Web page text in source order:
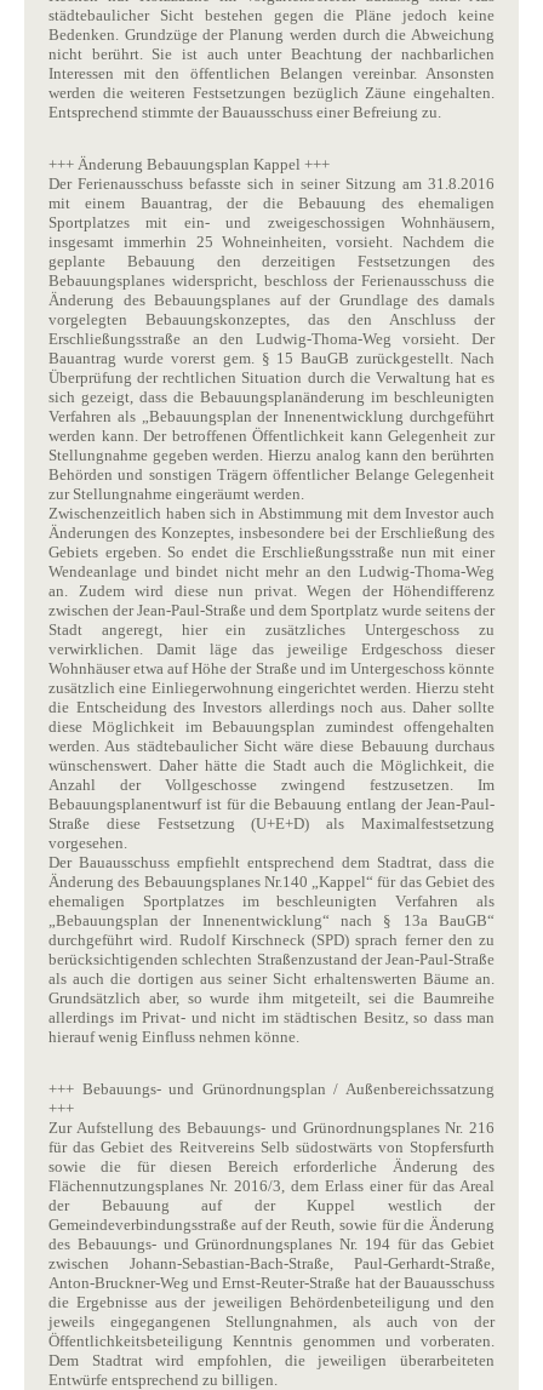
städtebaulicher Sicht bestehen gegen die Pläne jedoch keine
Bedenken. Grundzüge der Planung werden durch die Abweichung
nicht berührt. Sie ist auch unter Beachtung der nachbarlichen
Interessen mit den öffentlichen Belangen vereinbar. Ansonsten
werden die weiteren Festsetzungen bezüglich Zäune eingehalten.
Entsprechend stimmte der Bauausschuss einer Befreiung zu.
+++ Änderung Bebauungsplan Kappel +++
Der Ferienausschuss befasste sich in seiner Sitzung am 31.8.2016
mit einem Bauantrag, der die Bebauung des ehemaligen
Sportplatzes mit ein- und zweigeschossigen Wohnhäusern,
insgesamt immerhin 25 Wohneinheiten, vorsieht. Nachdem die
geplante Bebauung den derzeitigen Festsetzungen des
Bebauungsplanes widerspricht, beschloss der Ferienausschuss die
Änderung des Bebauungsplanes auf der Grundlage des damals
vorgelegten Bebauungskonzeptes, das den Anschluss der
Erschließungsstraße an den Ludwig-Thoma-Weg vorsieht. Der
Bauantrag wurde vorerst gem. § 15 BauGB zurückgestellt. Nach
Überprüfung der rechtlichen Situation durch die Verwaltung hat es
sich gezeigt, dass die Bebauungsplanänderung im beschleunigten
Verfahren als „Bebauungsplan der Innenentwicklung durchgeführt
werden kann. Der betroffenen Öffentlichkeit kann Gelegenheit zur
Stellungnahme gegeben werden. Hierzu analog kann den berührten
Behörden und sonstigen Trägern öffentlicher Belange Gelegenheit
zur Stellungnahme eingeräumt werden.
Zwischenzeitlich haben sich in Abstimmung mit dem Investor auch
Änderungen des Konzeptes, insbesondere bei der Erschließung des
Gebiets ergeben. So endet die Erschließungsstraße nun mit einer
Wendeanlage und bindet nicht mehr an den Ludwig-Thoma-Weg
an. Zudem wird diese nun privat. Wegen der Höhendifferenz
zwischen der Jean-Paul-Straße und dem Sportplatz wurde seitens der
Stadt angeregt, hier ein zusätzliches Untergeschoss zu
verwirklichen. Damit läge das jeweilige Erdgeschoss dieser
Wohnhäuser etwa auf Höhe der Straße und im Untergeschoss könnte
zusätzlich eine Einliegerwohnung eingerichtet werden. Hierzu steht
die Entscheidung des Investors allerdings noch aus. Daher sollte
diese Möglichkeit im Bebauungsplan zumindest offengehalten
werden. Aus städtebaulicher Sicht wäre diese Bebauung durchaus
wünschenswert. Daher hätte die Stadt auch die Möglichkeit, die
Anzahl der Vollgeschosse zwingend festzusetzen. Im
Bebauungsplanentwurf ist für die Bebauung entlang der Jean-Paul-
Straße diese Festsetzung (U+E+D) als Maximalfestsetzung
vorgesehen.
Der Bauausschuss empfiehlt entsprechend dem Stadtrat, dass die
Änderung des Bebauungsplanes Nr.140 „Kappel“ für das Gebiet des
ehemaligen Sportplatzes im beschleunigten Verfahren als
„Bebauungsplan der Innenentwicklung“ nach § 13a BauGB“
durchgeführt wird. Rudolf Kirschneck (SPD) sprach ferner den zu
berücksichtigenden schlechten Straßenzustand der Jean-Paul-Straße
als auch die dortigen aus seiner Sicht erhaltenswerten Bäume an.
Grundsätzlich aber, so wurde ihm mitgeteilt, sei die Baumreihe
allerdings im Privat- und nicht im städtischen Besitz, so dass man
hierauf wenig Einfluss nehmen könne.
+++ Bebauungs- und Grünordnungsplan / Außenbereichssatzung
+++
Zur Aufstellung des Bebauungs- und Grünordnungsplanes Nr. 216
für das Gebiet des Reitvereins Selb südostwärts von Stopfersfurth
sowie die für diesen Bereich erforderliche Änderung des
Flächennutzungsplanes Nr. 2016/3, dem Erlass einer für das Areal
der Bebauung auf der Kuppel westlich der
Gemeindeverbindungsstraße auf der Reuth, sowie für die Änderung
des Bebauungs- und Grünordnungsplanes Nr. 194 für das Gebiet
zwischen Johann-Sebastian-Bach-Straße, Paul-Gerhardt-Straße,
Anton-Bruckner-Weg und Ernst-Reuter-Straße hat der Bauausschuss
die Ergebnisse aus der jeweiligen Behördenbeteiligung und den
jeweils eingegangenen Stellungnahmen, als auch von der
Öffentlichkeitsbeteiligung Kenntnis genommen und vorberaten.
Dem Stadtrat wird empfohlen, die jeweiligen überarbeiteten
Entwürfe entsprechend zu billigen.